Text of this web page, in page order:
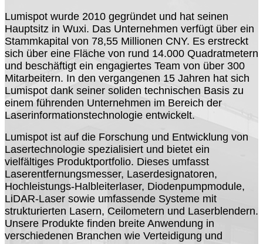
Lumispot wurde 2010 gegründet und hat seinen
Hauptsitz in Wuxi. Das Unternehmen verfügt über ein
Stammkapital von 78,55 Millionen CNY. Es erstreckt
sich über eine Fläche von rund 14.000 Quadratmetern
und beschäftigt ein engagiertes Team von über 300
Mitarbeitern. In den vergangenen 15 Jahren hat sich
Lumispot dank seiner soliden technischen Basis zu
einem führenden Unternehmen im Bereich der
Laserinformationstechnologie entwickelt.
Lumispot ist auf die Forschung und Entwicklung von
Lasertechnologie spezialisiert und bietet ein
vielfältiges Produktportfolio. Dieses umfasst
Laserentfernungsmesser, Laserdesignatoren,
Hochleistungs-Halbleiterlaser, Diodenpumpmodule,
LiDAR-Laser sowie umfassende Systeme mit
strukturierten Lasern, Ceilometern und Laserblendern.
Unsere Produkte finden breite Anwendung in
verschiedenen Branchen wie Verteidigung und